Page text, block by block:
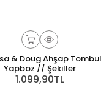
& Doug Ahşap Tombul
Yapboz // Şekiller
1.099,90TL